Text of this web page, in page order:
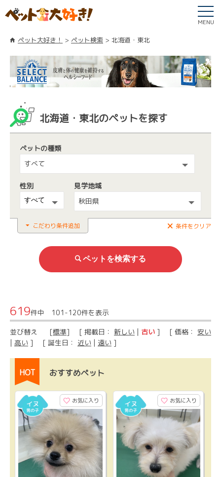
MENU
ペット大好き！ ペット検索 北海道・東北
北海道・東北のペットを探す
ペットの種類
すべて
性別
見学地域
秋田県
こだわり条件追加 条件をクリア
619件中 101-120件を表示
並び替え [標準] [ 掲載日： 新しい | 古い ] [ 価格： 安い
| 高い ] [ 誕生日： 近い | 遠い ]
HOT おすすめペット
お気に入り お気に入り